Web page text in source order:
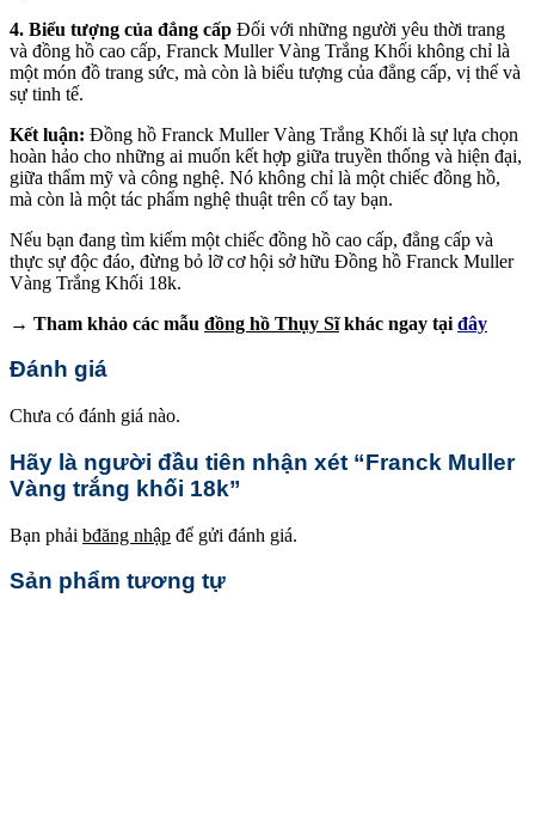
4. Biểu tượng của đẳng cấp Đối với những người yêu thời trang
và đồng hồ cao cấp, Franck Muller Vàng Trắng Khối không chỉ là
một món đồ trang sức, mà còn là biểu tượng của đẳng cấp, vị thế và
sự tinh tế.
Kết luận: Đồng hồ Franck Muller Vàng Trắng Khối là sự lựa chọn
hoàn hảo cho những ai muốn kết hợp giữa truyền thống và hiện đại,
giữa thẩm mỹ và công nghệ. Nó không chỉ là một chiếc đồng hồ,
mà còn là một tác phẩm nghệ thuật trên cổ tay bạn.
Nếu bạn đang tìm kiếm một chiếc đồng hồ cao cấp, đẳng cấp và
thực sự độc đáo, đừng bỏ lỡ cơ hội sở hữu Đồng hồ Franck Muller
Vàng Trắng Khối 18k.
→ Tham khảo các mẫu đồng hồ Thụy Sĩkhác ngay tại đây
Đánh giá
Chưa có đánh giá nào.
Hãy là người đầu tiên nhận xét “Franck Muller
Vàng trắng khối 18k”
Bạn phải bđăng nhập để gửi đánh giá.
Sản phẩm tương tự